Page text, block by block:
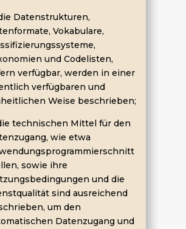
Datenstrukturen,
Vokabulare,
und Codelisten,
verfügbar, werden in einer
verfügbaren und
Weise beschrieben;
technischen Mittel für den
wie etwa
sowie ihre
und die
sind ausreichend
um den
Datenzugang und